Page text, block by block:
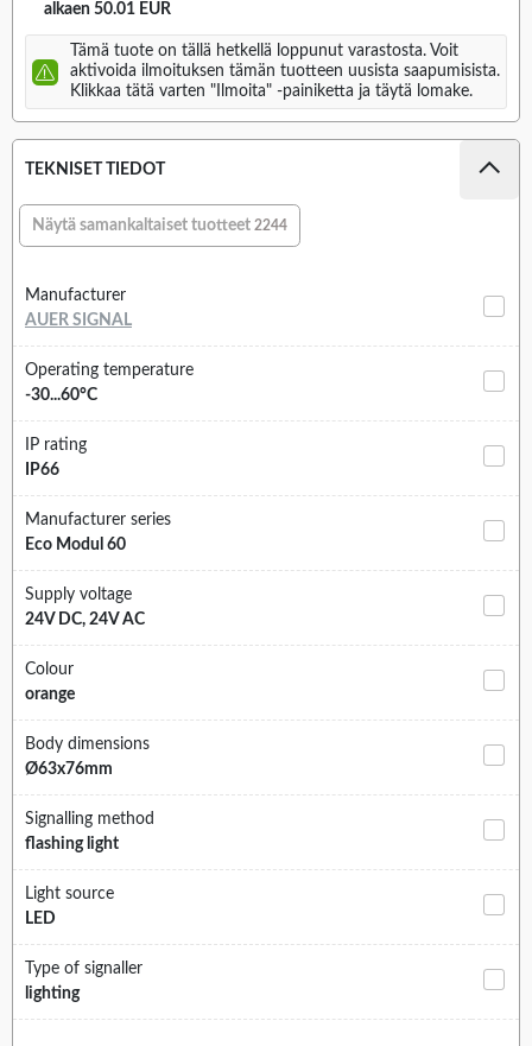
alkaen 50.01 EUR
Tämä tuote on tällä hetkellä loppunut varastosta. Voit
aktivoida ilmoituksen tämän tuotteen uusista saapumisista.
Klikkaa tätä varten "Ilmoita" -painiketta ja täytä lomake.
TEKNISET TIEDOT
Näytä samankaltaiset tuotteet 2244
Manufacturer
AUER SIGNAL
Operating temperature
-30...60°C
IP rating
IP66
Manufacturer series
Eco Modul 60
Supply voltage
24V DC, 24V AC
Colour
orange
Body dimensions
Ø63x76mm
Signalling method
flashing light
Light source
LED
Type of signaller
lighting